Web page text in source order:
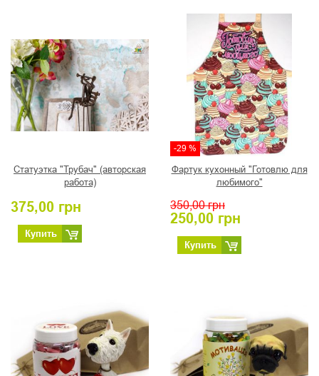
Статуэтка "Трубач" (авторская
работа)
375,00 грн
Купить
-29 %
Фартук кухонный "Готовлю для
любимого"
350,00 грн
250,00 грн
Купить